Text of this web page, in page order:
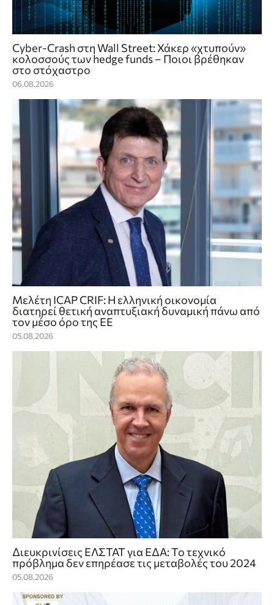
Cyber-Crash στη Wall Street: Χάκερ «χτυπούν»
κολοσσούς των hedge funds – Ποιοι βρέθηκαν
στο στόχαστρο
06.08.2026
Μελέτη ICAP CRIF: Η ελληνική οικονομία
διατηρεί θετική αναπτυξιακή δυναμική πάνω από
τον μέσο όρο της ΕΕ
05.08.2026
Διευκρινίσεις ΕΛΣΤΑΤ για ΕΔΑ: Το τεχνικό
πρόβλημα δεν επηρέασε τις μεταβολές του 2024
05.08.2026